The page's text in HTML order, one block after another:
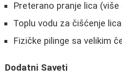
Preterano pranje lica
Toplu vodu za čišćenje lica
Fizičke pilinge sa velikim
Dodatni Saveti